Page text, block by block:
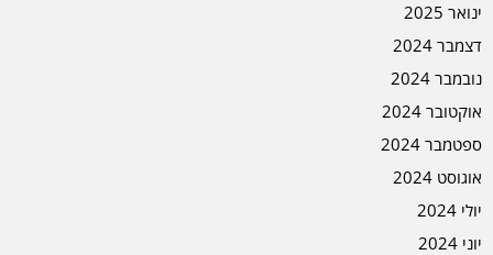
ינואר 2025
דצמבר 2024
נובמבר 2024
אוקטובר 2024
ספטמבר 2024
אוגוסט 2024
יולי 2024
יוני 2024